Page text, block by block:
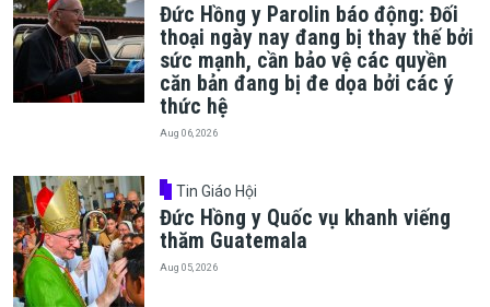
Đức Hồng y Parolin báo động: Đối
thoại ngày nay đang bị thay thế bởi
sức mạnh, cần bảo vệ các quyền
căn bản đang bị đe dọa bởi các ý
thức hệ
Aug 06, 2026
Tin Giáo Hội
Đức Hồng y Quốc vụ khanh viếng
thăm Guatemala
Aug 05, 2026